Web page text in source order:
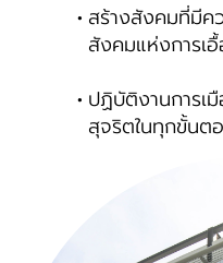
สร้างสังคมที่มีค
สังคมแห่งการเ
ปฏิบัติงานการเ
สุจริตในทุกขั้นต